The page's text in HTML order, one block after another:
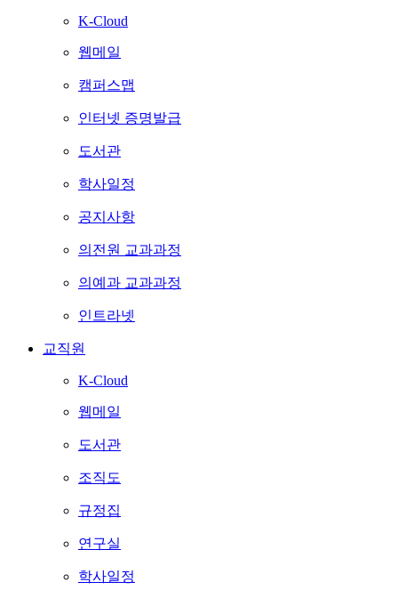
K-Cloud
웹메일
캠퍼스맵
인터넷 증명발급
도서관
학사일정
공지사항
의전원 교과과정
의예과 교과과정
인트라넷
교직원
K-Cloud
웹메일
도서관
조직도
규정집
연구실
학사일정